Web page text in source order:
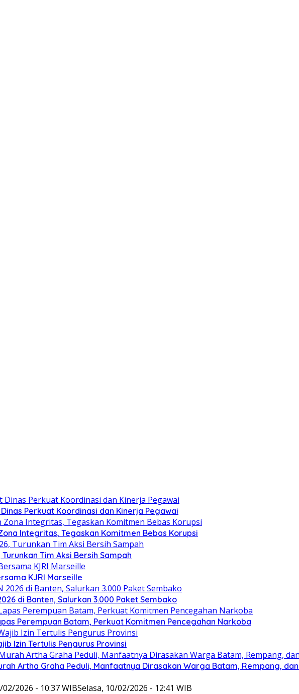
Perkuat Koordinasi dan Kinerja Pegawai
Integritas, Tegaskan Komitmen Bebas Korupsi
Tim Aksi Bersih Sampah
KJRI Marseille
di Banten, Salurkan 3.000 Paket Sembako
Perempuan Batam, Perkuat Komitmen Pencegahan Narkoba
Izin Tertulis Pengurus Provinsi
Artha Graha Peduli, Manfaatnya Dirasakan Warga Batam, Rempang,
2026 - 10:37 WIBSelasa, 10/02/2026 - 12:41 WIB